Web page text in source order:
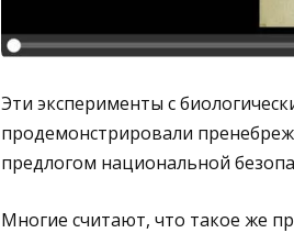
Эти эксперименты с
продемонстрировали
предлогом национальной
Многие считают, что такое же